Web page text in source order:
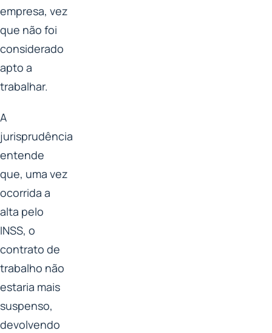
empresa, vez
que não foi
considerado
apto a
trabalhar.
A
jurisprudência
entende
que, uma vez
ocorrida a
alta pelo
INSS, o
contrato de
trabalho não
estaria mais
suspenso,
devolvendo